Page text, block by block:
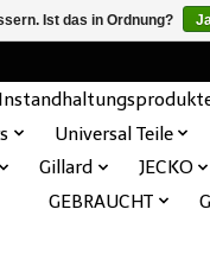
Universal Teile
Gillard JECKO
GEBRAUCHT
Ist das in Ordnung?